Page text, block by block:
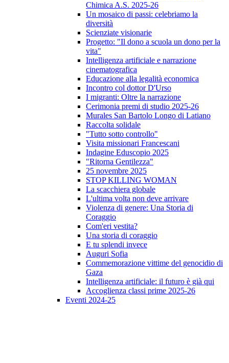
Chimica A.S. 2025-26
Un mosaico di passi: celebriamo la
diversità
Scienziate visionarie
Progetto: "Il dono a scuola un dono per la
vita"
Intelligenza artificiale e narrazione
cinematografica
Educazione alla legalità economica
Incontro col dottor D'Urso
I migranti: Oltre la narrazione
Cerimonia premi di studio 2025-26
Murales San Bartolo Longo di Latiano
Raccolta solidale
"Tutto sotto controllo"
Visita missionari Francescani
Indagine Eduscopio 2025
"Ritorna Gentilezza"
25 novembre 2025
STOP KILLING WOMAN
La scacchiera globale
L'ultima volta non deve arrivare
Violenza di genere: Una Storia di
Coraggio
Com'eri vestita?
Una storia di coraggio
E tu splendi invece
Auguri Sofia
Commemorazione vittime del genocidio di
Gaza
Intelligenza artificiale: il futuro è già qui
Accoglienza classi prime 2025-26
Eventi 2024-25